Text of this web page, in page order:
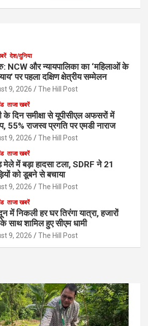
देश/दुनिया
NCW और न्यायपालिका का ‘महिलाओं के
पर पहला दक्षिण क्षेत्रीय सम्मेलन
9, 2026 The Hill Post
ताजा खबरें
के दिन समीक्षा से यूपीसीएल अफसरों में
55% राजस्व प्रगति पर एमडी नाराज
9, 2026 The Hill Post
ताजा खबरें
मेले में बड़ा हादसा टला, SDRF ने 21
को डूबने से बचाया
9, 2026 The Hill Post
ताजा खबरें
में निकली हर घर तिरंगा यात्रा, हजारों
साथ शामिल हुए सीएम धामी
9, 2026 The Hill Post